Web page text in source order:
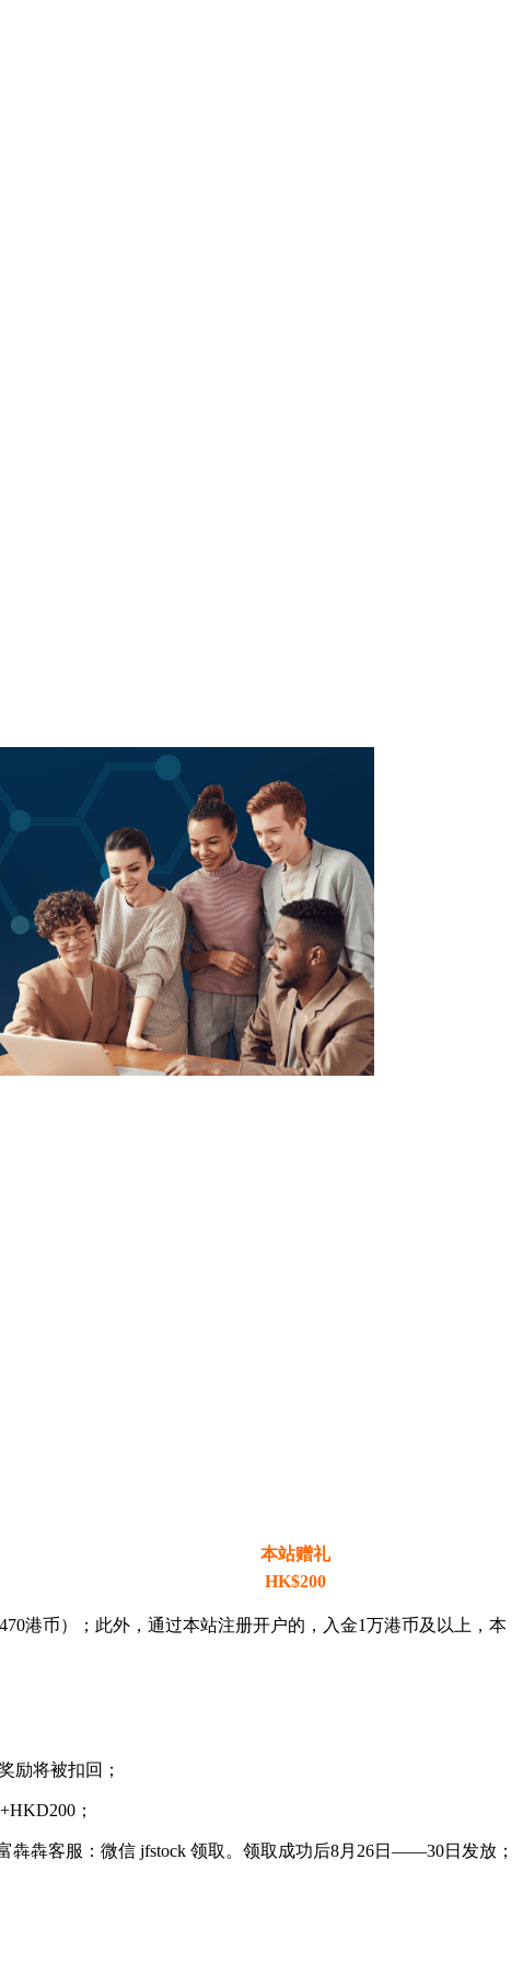
本站赠礼
HK$200
港币）；此外，通过本站注册开户的，入金1万港币及以上，本
励将被扣回；
；
犇客服：微信 jfstock 领取。领取成功后8月26日——30日发放；